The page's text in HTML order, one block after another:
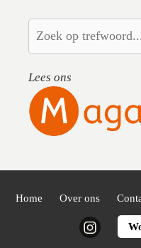
Lees ons
Home Over ons